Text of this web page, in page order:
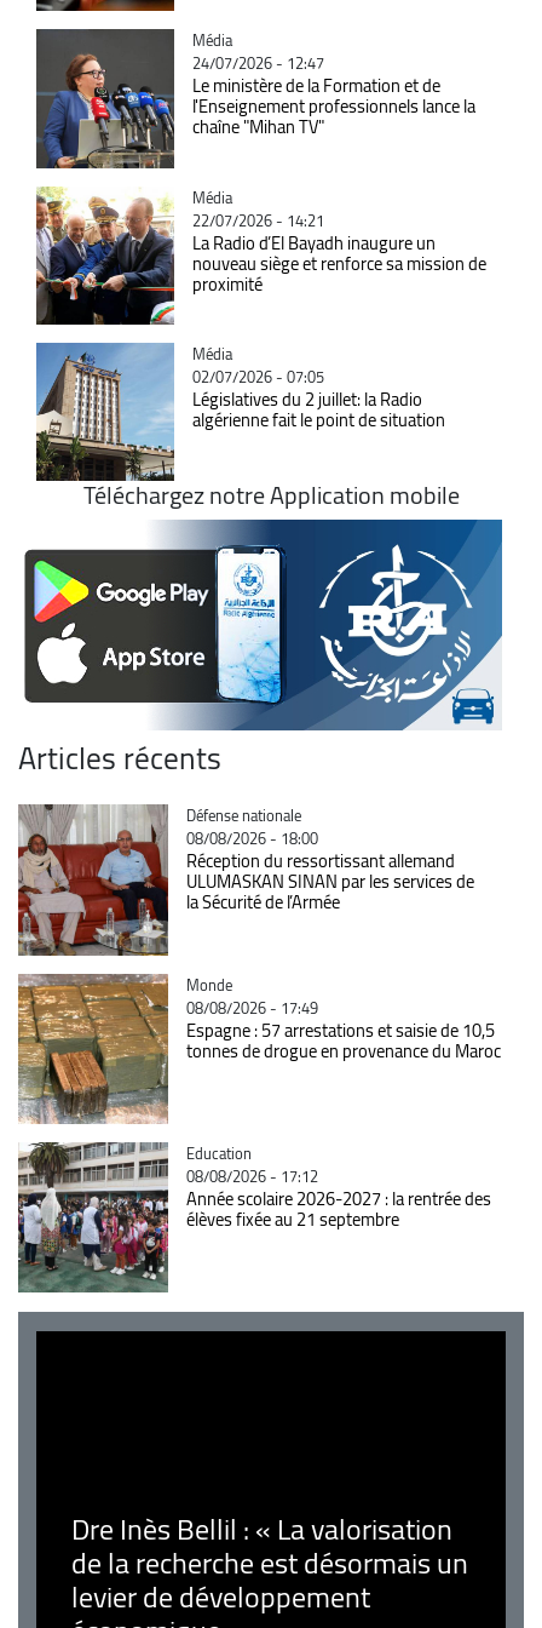
Catégorie
Média
24/07/2026 - 12:47
Le ministère de la Formation et de
l'Enseignement professionnels lance la
chaîne "Mihan TV"
Catégorie
Média
22/07/2026 - 14:21
La Radio d’El Bayadh inaugure un
nouveau siège et renforce sa mission de
proximité
Catégorie
Média
02/07/2026 - 07:05
Législatives du 2 juillet: la Radio
algérienne fait le point de situation
Téléchargez notre Application mobile
Articles récents
Catégorie
Défense nationale
08/08/2026 - 18:00
Réception du ressortissant allemand
ULUMASKAN SINAN par les services de
la Sécurité de l’Armée
Catégorie
Monde
08/08/2026 - 17:49
Espagne : 57 arrestations et saisie de 10,5
tonnes de drogue en provenance du Maroc
Catégorie
Education
08/08/2026 - 17:12
Année scolaire 2026-2027 : la rentrée des
élèves fixée au 21 septembre
Dre Inès Bellil : « La valorisation
de la recherche est désormais un
levier de développement